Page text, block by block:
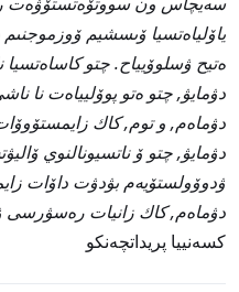
ياۆلياەتسيا ۆىسشيم
ەتيح ۋسلوۆيياح. چتو
دۋمايۋ, چتو ەتو پوۆليياەت نا
دۋماەم, و توم, كاك
دۋمايۋ, چتو ۆ ناتسيونالنوي
ۋدوۆولستۆيەم بۋدۋت داۆات
دۋماەم, كاك زانيات رەسۋرسى
كسەنييا پريداتچەنكو